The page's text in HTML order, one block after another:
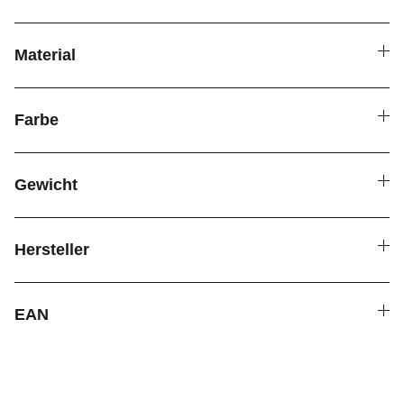
Material
Farbe
Gewicht
Hersteller
EAN